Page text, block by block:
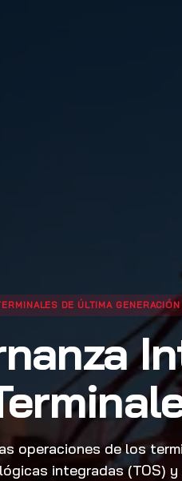
DE ÚLTIMA GENERACIÓN
operaciones de los
integradas (TOS)